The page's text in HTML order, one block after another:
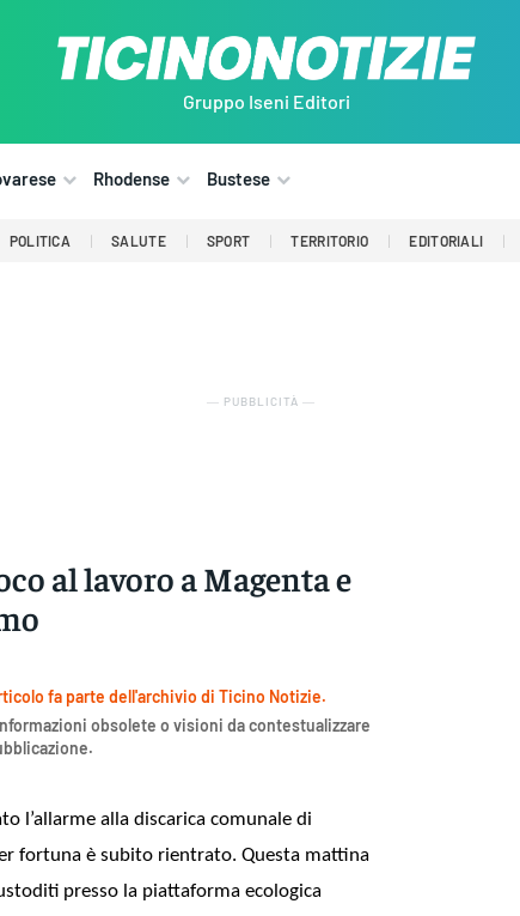
Gruppo Iseni Editori
Rhodense Bustese
POLITICA SALUTE SPORT TERRITORIO EDITORIALI
― PUBBLICITÀ ―
al lavoro a Magenta e
fa parte dell'archivio di Ticino Notizie.
obsolete o visioni da contestualizzare
l’allarme alla discarica comunale di
fortuna è subito rientrato. Questa mattina
presso la piattaforma ecologica